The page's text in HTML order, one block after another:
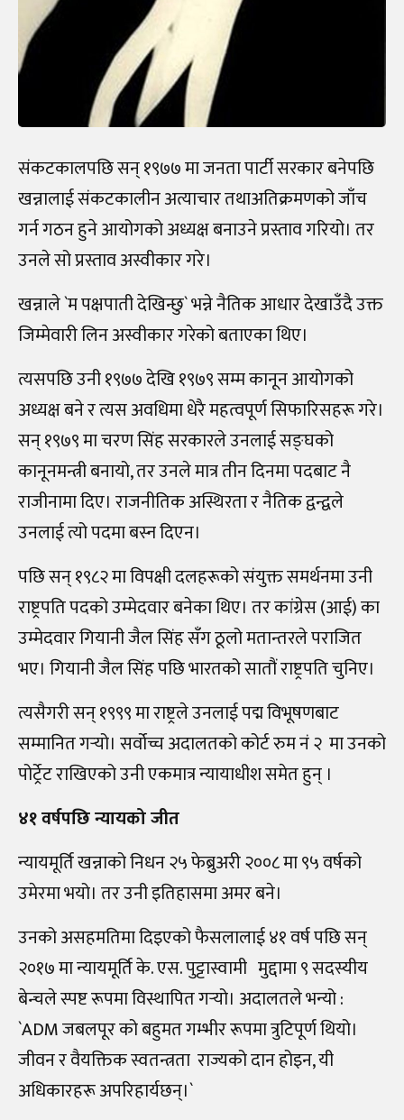
संकटकालपछि सन् १९७७ मा जनता पार्टी सरकार बनेपछि
खन्नालाई संकटकालीन अत्याचार तथाअतिक्रमणको जाँच
गर्न गठन हुने आयोगको अध्यक्ष बनाउने प्रस्ताव गरियो। तर
उनले सो प्रस्ताव अस्वीकार गरे।
खन्नाले `म पक्षपाती देखिन्छु` भन्ने नैतिक आधार देखाउँदै उक्त
जिम्मेवारी लिन अस्वीकार गरेको बताएका थिए।
त्यसपछि उनी १९७७ देखि १९७९ सम्म कानून आयोगको
अध्यक्ष बने र त्यस अवधिमा धेरै महत्वपूर्ण सिफारिसहरू गरे।
सन् १९७९ मा चरण सिंह सरकारले उनलाई सङ्घको
कानूनमन्त्री बनायो, तर उनले मात्र तीन दिनमा पदबाट नै
राजीनामा दिए। राजनीतिक अस्थिरता र नैतिक द्वन्द्वले
उनलाई त्यो पदमा बस्न दिएन।
पछि सन् १९८२ मा विपक्षी दलहरूको संयुक्त समर्थनमा उनी
राष्ट्रपति पदको उम्मेदवार बनेका थिए। तर कांग्रेस (आई) का
उम्मेदवार गियानी जैल सिंह सँग ठूलो मतान्तरले पराजित
भए। गियानी जैल सिंह पछि भारतको सातौं राष्ट्रपति चुनिए।
त्यसैगरी सन् १९९९ मा राष्ट्रले उनलाई पद्म विभूषणबाट
सम्मानित गर्‍यो। सर्वोच्च अदालतको कोर्ट रुम नं २ मा उनको
पोर्ट्रेट राखिएको उनी एकमात्र न्यायाधीश समेत हुन् ।
४१ वर्षपछि न्यायको जीत
न्यायमूर्ति खन्नाको निधन २५ फेब्रुअरी २००८ मा ९५ वर्षको
उमेरमा भयो। तर उनी इतिहासमा अमर बने।
उनको असहमतिमा दिइएको फैसलालाई ४१ वर्ष पछि सन्
२०१७ मा न्यायमूर्ति के. एस. पुट्टास्वामी मुद्दामा ९ सदस्यीय
बेन्चले स्पष्ट रूपमा विस्थापित गर्‍यो। अदालतले भन्यो :
`ADM जबलपूर को बहुमत गम्भीर रूपमा त्रुटिपूर्ण थियो।
जीवन र वैयक्तिक स्वतन्त्रता राज्यको दान होइन, यी
अधिकारहरू अपरिहार्यछन्।`